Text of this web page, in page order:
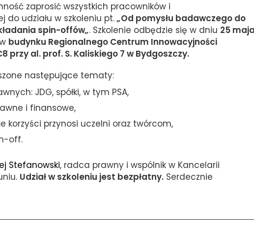
zaprosić wszystkich pracowników i
do udziału w szkoleniu pt.„Od pomysłu badawczego do
spin-offów„. Szkolenie odbędzie się w dniu 25
budynku Regionalnego Centrum Innowacyjności
przy al. prof. S. Kaliskiego 7 w Bydgoszczy.
następujące tematy:
JDG, spółki, w tym PSA,
i finansowe,
korzyści przynosi uczelni oraz twórcom,
off.
Stefanowski, radca prawny i wspólnik w Kancelarii
Udział w szkoleniu jest bezpłatny. Serdecznie